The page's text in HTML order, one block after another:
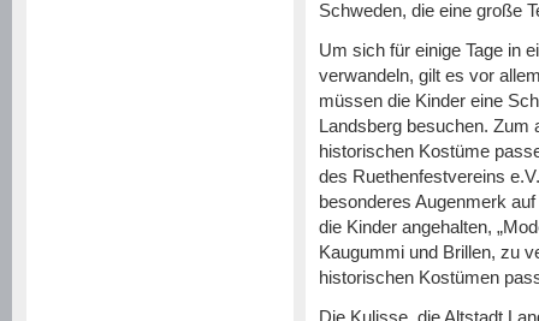
Schweden, die eine große
Um sich für einige Tage in
verwandeln, gilt es vor
müssen die Kinder eine
Landsberg besuchen. Zum
historischen Kostüme
des Ruethenfestvereins
besonderes Augenmerk
die Kinder angehalten,
Kaugummi und Brillen, zu
historischen Kostümen